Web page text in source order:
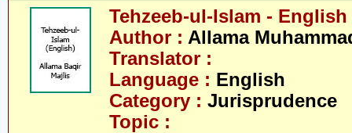
Tehzeeb-ul-Islam - English
Author : Allama
Translator :
Language : English
Category : Jurisprudence
Topic :